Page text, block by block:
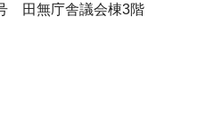
田無庁舎議会棟3階